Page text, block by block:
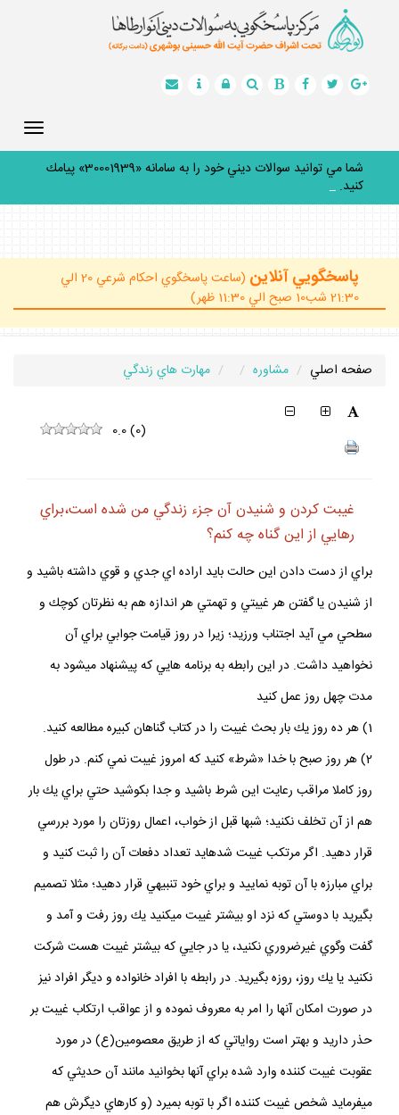
شما مي توانيد سوالات ديني خود را به سامانه «30001939» پيامك
كنيد. _
پاسخگويي آنلاين
(ساعت پاسخگوي احكام شرعي 20 الي
21:30 شب10 صبح الي 11:30 ظهر)
صفحه اصلي مشاوره مهارت هاي زندگي
0.0(0)
غيبت كردن و شنيدن آن جزء زندگي من شده است،براي
رهايي از اين گناه چه كنم؟
براي از دست دادن اين حالت بايد اراده ‏اي جدي و قوي داشته باشيد و
از شنيدن يا گفتن هر غيبتي و تهمتي هر اندازه هم به نظرتان كوچك و
سطحي مي ‏آيد اجتناب ورزيد؛ زيرا در روز قيامت جوابي براي آن
نخواهيد داشت. در اين رابطه به برنامه ه‏ايي كه پيشنهاد مي‏شود به
مدت چهل روز عمل كنيد
1) هر ده روز يك بار بحث غيبت را در كتاب گناهان كبيره مطالعه كنيد.
2) هر روز صبح با خدا «شرط» كنيد كه امروز غيبت نمي كنم. در طول
روز كاملا مراقب رعايت اين شرط باشيد و جدا بكوشيد حتي براي يك بار
هم از آن تخلف نكنيد؛ شب‏ها قبل از خواب، اعمال روزتان را مورد بررسي
قرار دهيد. اگر مرتكب غيبت شده‏ايد تعداد دفعات آن را ثبت كنيد و
براي مبارزه با آن توبه نماييد و براي خود تنبيهي قرار دهيد؛ مثلا تصميم
بگيريد با دوستي كه نزد او بيشتر غيبت مي‏كنيد يك روز رفت و آمد و
گفت وگوي غيرضروري نكنيد، يا در جايي كه بيشتر غيبت هست شركت
نكنيد يا يك روز، روزه بگيريد. در رابطه با افراد خانواده و ديگر افراد نيز
در صورت امكان آنها را امر به معروف نموده و از عواقب ارتكاب غيبت بر
حذر داريد و بهتر است رواياتي كه از طريق معصومين(ع) در مورد
عقوبت غيبت كننده وارد شده براي آنها بخوانيد مانند آن حديثي كه
مي‏فرمايد شخص غيبت‏ كننده اگر با توبه بميرد (و كارهاي ديگرش هم